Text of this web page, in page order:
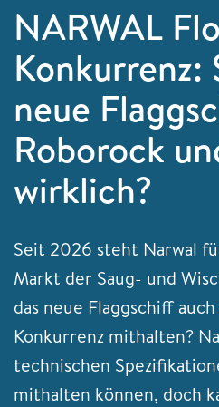
NARWAL
Konkurrenz:
neue
Roborock
wirklich?
Seit 2026 steht Narwal
Markt der Saug- und
das neue Flaggschiff
Konkurrenz mithalten?
technischen
mithalten können, doch